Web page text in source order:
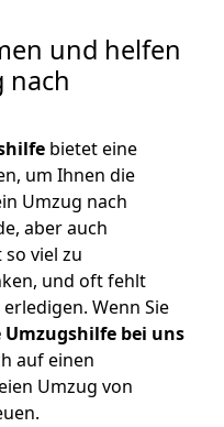
und helfen
nach
bietet eine
um Ihnen die
Umzug nach
aber auch
viel zu
und oft fehlt
Wenn Sie
bei uns
auf einen
Umzug von